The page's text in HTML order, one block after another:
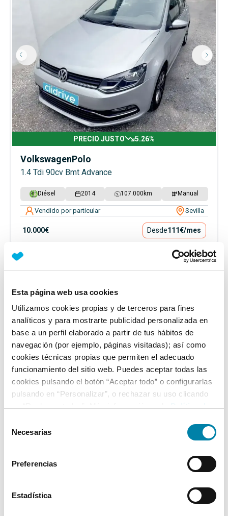
Esta página web usa cookies
Utilizamos cookies propias y de terceros para fines
analíticos y para mostrarte publicidad personalizada en
base a un perfil elaborado a partir de tus hábitos de
navegación (por ejemplo, páginas visitadas); así como
cookies técnicas propias que permiten el adecuado
funcionamiento del sitio web. Puedes aceptar todas las
cookies pulsando el botón “Aceptar todo” o configurarlas
pulsando en “Personalizar”, o rechazar su uso clicando
Necesarias
Preferencias
Estadística
PRECIO JUSTO 5.26%
VolkswagenPolo
1.4 Tdi 90cv Bmt Advance
Diésel 2014 107.000 km Manual
Vendido por particular Sevilla
10.000€ Desde111€/mes